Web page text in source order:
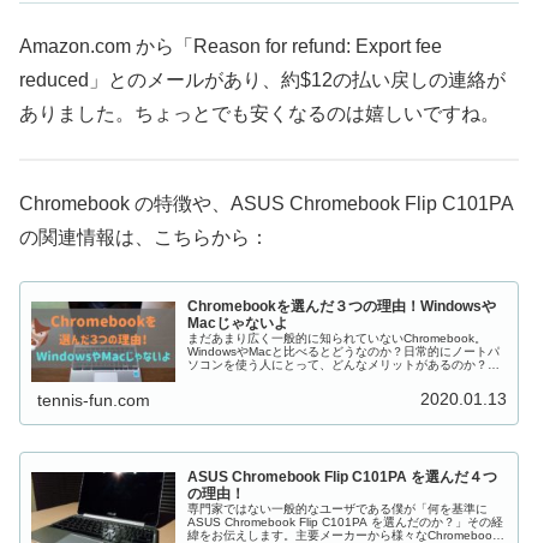
Amazon.com から「Reason for refund: Export fee
reduced」とのメールがあり、約$12の払い戻しの連絡が
ありました。ちょっとでも安くなるのは嬉しいですね。
Chromebook の特徴や、ASUS Chromebook Flip C101PA
の関連情報は、こちらから：
Chromebookを選んだ３つの理由！Windowsや
Macじゃないよ
まだあまり広く一般的に知られていないChromebook。
WindowsやMacと比べるとどうなのか？日常的にノートパ
ソコンを使う人にとって、どんなメリットがあるのか？
ユーザである僕がどう考えているのかお伝えします。価格
の安さが目を引くChromebookですが、果たして実際のコ
tennis-fun.com 2020.01.13
ASUS Chromebook Flip C101PA を選んだ４つ
の理由！
専門家ではない一般的なユーザである僕が「何を基準に
ASUS Chromebook Flip C101PA を選んだのか？」その経
緯をお伝えします。主要メーカーから様々なChromebook